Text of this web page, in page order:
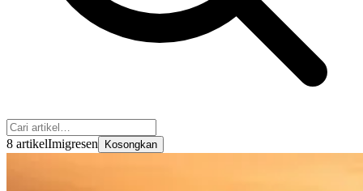
8 artikelImigresen Kosongkan